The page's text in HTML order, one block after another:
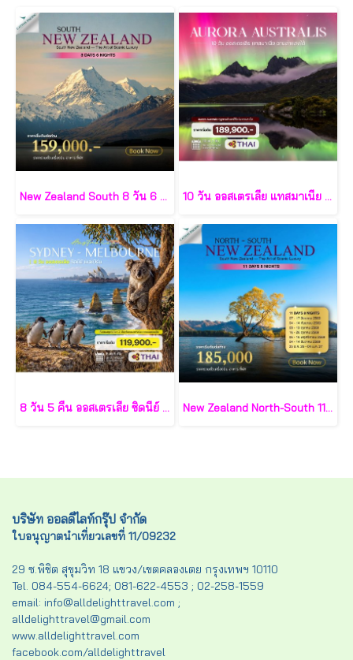
New Zealand South 8 วัน 6 คืน-CX 10 วัน ออสเตรเลีย แทสมาเนีย ตามล่าแสงใต้-TG
8 วัน 5 คืน ออสเตรเลีย ซิดนีย์ เมลเบิร์น-TG New Zealand North-South 11 วัน 8 คืน-CX
บริษัท ออลดีไลท์กรุ๊ป จำกัด
ใบอนุญาตนำเที่ยวเลขที่ 11/09232
29 ซ.พิชิต สุขุมวิท 18 แขวง/เขตคลองเตย กรุงเทพฯ 10110
Tel. 084-554-6624; 081-622-4553 ; 02-258-1559
email: info@alldelighttravel.com ;
alldelighttravel@gmail.com
www.alldelighttravel.com
facebook.com/alldelighttravel